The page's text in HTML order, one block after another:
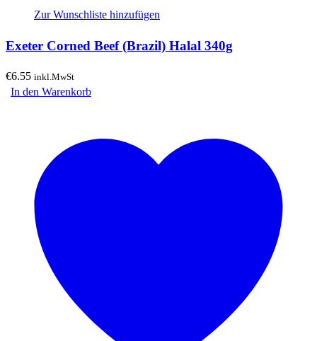
Zur Wunschliste hinzufügen
Exeter Corned Beef (Brazil) Halal 340g
€6.55 inkl.MwSt
In den Warenkorb